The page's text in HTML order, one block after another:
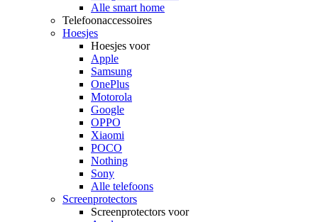
Alle smart home
Telefoonaccessoires
Hoesjes
Hoesjes voor
Apple
Samsung
OnePlus
Motorola
Google
OPPO
Xiaomi
POCO
Nothing
Sony
Alle telefoons
Screenprotectors
Screenprotectors voor